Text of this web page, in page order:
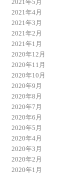
2021年5月
2021年4月
2021年3月
2021年2月
2021年1月
2020年12月
2020年11月
2020年10月
2020年9月
2020年8月
2020年7月
2020年6月
2020年5月
2020年4月
2020年3月
2020年2月
2020年1月